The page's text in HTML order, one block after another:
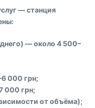
— станция
— около 4 500–
000 грн;
000 грн;
от объёма);